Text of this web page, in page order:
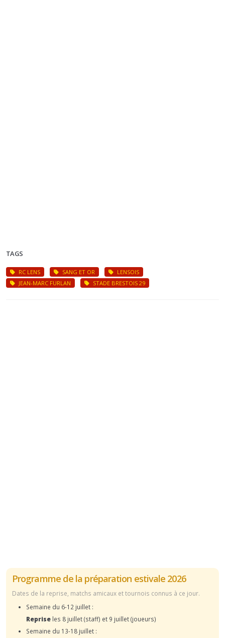
TAGS
RC LENS SANG ET OR
LENSOIS
JEAN-MARC FURLAN
STADE BRESTOIS 29
Programme de la préparation estivale 2026
Dates de la reprise, matchs amicaux et tournois connus à ce jour.
Semaine du 6-12 juillet :
Reprise les 8 juillet (staff) et 9 juillet (joueurs)
Semaine du 13-18 juillet :